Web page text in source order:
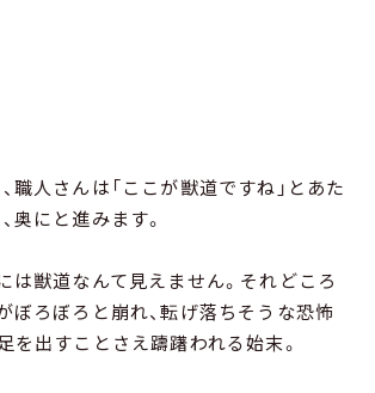
職人さんは「ここが獣道ですね」とあた
奥にと進みます。
は獣道なんて見えません。それどころ
ぼろぼろと崩れ、転げ落ちそうな恐怖
を出すことさえ躊躇われる始末。